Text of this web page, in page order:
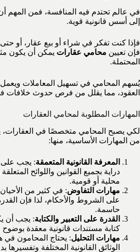
في عالم تحتدم فيه المنافسة، فمن المهم
إلى أسس قانونية قوية.
فإذا كنت تفكر في شراء أو بيع عقار، أو
فإن تعيين محامي عقارات يمكن أن يكون
المحتملة.
يُسهم المحامي في تسهيل المعاملات
العقود، مما يقلل من فرص حدوث خلافات
المهارات المطلوبة لمحامي العقارات
لكي يصبح المحامي متخصصًا في
من المهارات الأساسية، منها:
المعرفة القانونية المتعمقة: يجب على
دراية بجميع القوانين واللوائح
محلية أو قومية.
مهارات التفاوض: في كثير من
على الشروط والأحكام، لذا فإن
حاسمة.
القدرة على التعبير والكتابة: يجب أن
كتابة مستندات قانونية معقدة بوضوح
مهارات التحليل: يحتاج المحامون في
الوثائق القانونية المختلفة وتفسيرها